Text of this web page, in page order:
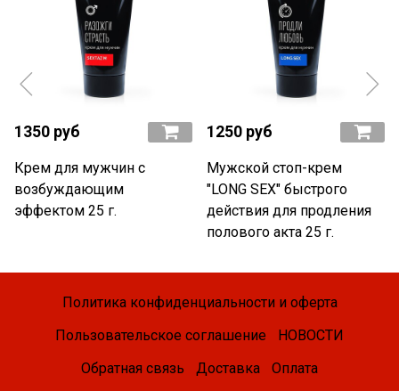
1350 руб
Крем для мужчин с
возбуждающим
эффектом 25 г.
1250 руб
Мужской стоп-крем
"LONG SEX" быстрого
действия для продления
полового акта 25 г.
Политика конфиденциальности и оферта
Пользовательское соглашение
НОВОСТИ
Обратная связь
Доставка Оплата